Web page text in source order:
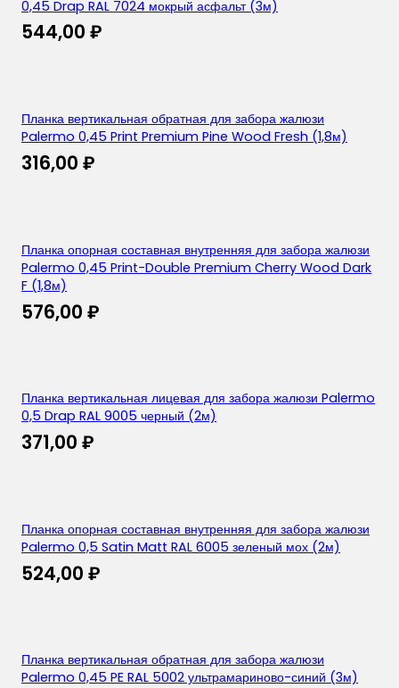
0,45 Drap RAL 7024 мокрый асфальт (3м)
544,00 ₽
Планка вертикальная обратная для забора жалюзи
Palermo 0,45 Print Premium Pine Wood Fresh (1,8м)
316,00 ₽
Планка опорная составная внутренняя для забора жалюзи
Palermo 0,45 Print-Double Premium Cherry Wood Dark
F (1,8м)
576,00 ₽
Планка вертикальная лицевая для забора жалюзи Palermo
0,5 Drap RAL 9005 черный (2м)
371,00 ₽
Планка опорная составная внутренняя для забора жалюзи
Palermo 0,5 Satin Matt RAL 6005 зеленый мох (2м)
524,00 ₽
Планка вертикальная обратная для забора жалюзи
Palermo 0,45 PE RAL 5002 ультрамариново-синий (3м)